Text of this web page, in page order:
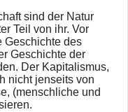
sind der Natur
Teil von ihr. Vor
Geschichte des
Geschichte der
Der Kapitalismus,
nicht jenseits von
(menschliche und